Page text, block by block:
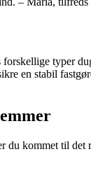
typer
en stabil
kommet til